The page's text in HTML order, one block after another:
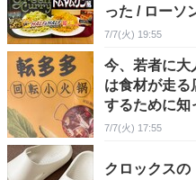
った / ローソ
7/7(火) 19:55
今、若者に大
は食材が走る
するために知
7/7(火) 17:55
クロックスの